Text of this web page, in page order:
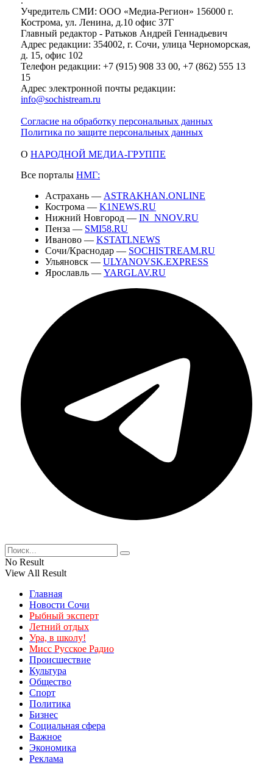
Учредитель СМИ: ООО «Медиа-Регион» 156000 г.
Кострома, ул. Ленина, д.10 офис 37Г
Главный редактор - Ратьков Андрей Геннадьевич
Адрес редакции: 354002, г. Сочи, улица Черноморская,
д. 15, офис 102
Телефон редакции: +7 (915) 908 33 00, +7 (862) 555 13
15
Адрес электронной почты редакции:
info@sochistream.ru
Согласие на обработку персональных данных
Политика по защите персональных данных
О НАРОДНОЙ МЕДИА-ГРУППЕ
Все порталы НМГ:
Астрахань — ASTRAKHAN.ONLINE
Кострома — K1NEWS.RU
Нижний Новгород — IN_NNOV.RU
Пенза — SMI58.RU
Иваново — KSTATI.NEWS
Сочи/Краснодар — SOCHISTREAM.RU
Ульяновск — ULYANOVSK.EXPRESS
Ярославль — YARGLAV.RU
No Result
View All Result
Главная
Новости Сочи
Рыбный эксперт
Летний отдых
Ура, в школу!
Мисс Русское Радио
Происшествие
Культура
Общество
Спорт
Политика
Бизнес
Социальная сфера
Важное
Экономика
Реклама